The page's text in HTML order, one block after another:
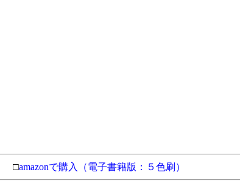
□amazonで購入（電子書籍版：５色刷）